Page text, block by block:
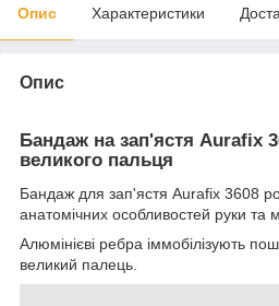
Опис Характеристики
Опис
Бандаж на зап'ястя Aurafix
великого пальця
Бандаж для зап'ястя Aurafix 3608
анатомічних особливостей руки та
Алюмінієві ребра іммобілізують
великий палець.